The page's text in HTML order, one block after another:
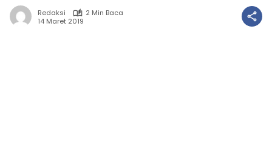
Redaksi
2 Min Baca
14 Maret 2019